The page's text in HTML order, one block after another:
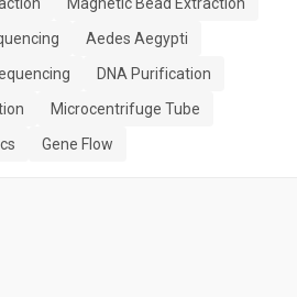
Aedes Aegypti
DNA Purification
Microcentrifuge Tube
Gene Flow